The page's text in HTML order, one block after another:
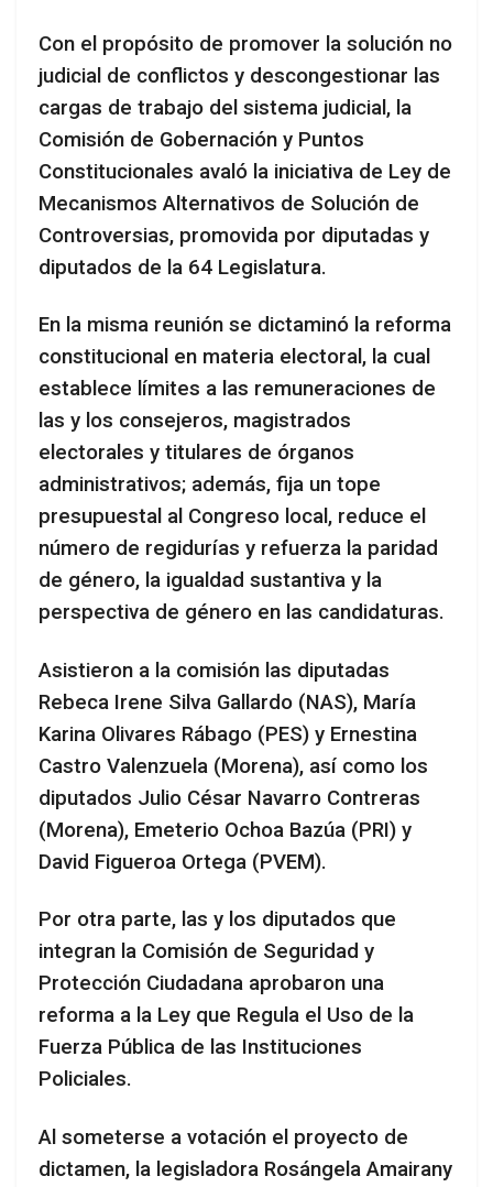
Con el propósito de promover la solución no
judicial de conflictos y descongestionar las
cargas de trabajo del sistema judicial, la
Comisión de Gobernación y Puntos
Constitucionales avaló la iniciativa de Ley de
Mecanismos Alternativos de Solución de
Controversias, promovida por diputadas y
diputados de la 64 Legislatura.
En la misma reunión se dictaminó la reforma
constitucional en materia electoral, la cual
establece límites a las remuneraciones de
las y los consejeros, magistrados
electorales y titulares de órganos
administrativos; además, fija un tope
presupuestal al Congreso local, reduce el
número de regidurías y refuerza la paridad
de género, la igualdad sustantiva y la
perspectiva de género en las candidaturas.
Asistieron a la comisión las diputadas
Rebeca Irene Silva Gallardo (NAS), María
Karina Olivares Rábago (PES) y Ernestina
Castro Valenzuela (Morena), así como los
diputados Julio César Navarro Contreras
(Morena), Emeterio Ochoa Bazúa (PRI) y
David Figueroa Ortega (PVEM).
Por otra parte, las y los diputados que
integran la Comisión de Seguridad y
Protección Ciudadana aprobaron una
reforma a la Ley que Regula el Uso de la
Fuerza Pública de las Instituciones
Policiales.
Al someterse a votación el proyecto de
dictamen, la legisladora Rosángela Amairany